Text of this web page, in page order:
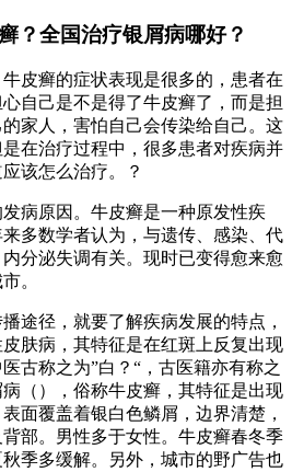
？全国治疗银屑病哪好？
皮癣的症状表现是很多的，患者在
自己是不是得了牛皮癣了，而是担
家人，害怕自己会传染给自己。这
在治疗过程中，很多患者对疾病并
该怎么治疗。？
病原因。牛皮癣是一种原发性疾
多数学者认为，与遗传、感染、代
分泌失调有关。现时已变得愈来愈
。
途径，就要了解疾病发展的特点，
肤病，其特征是在红斑上反复出现
古称之为”白？“，古医籍亦有称之
（），俗称牛皮癣，其特征是出现
面覆盖着银白色鳞屑，边界清楚，
部。男性多于女性。牛皮癣春冬季
季多缓解。另外，城市的野广告也